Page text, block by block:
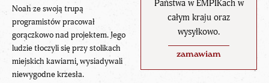
Państwa w EMPIKach w
całym kraju oraz
wysyłkowo.
zamawiam
Noah ze swoją trupą
programistów pracował
gorączkowo nad projektem. Jego
ludzie tłoczyli się przy stolikach
miejskich kawiarni, wysiadywali
niewygodne krzesła.